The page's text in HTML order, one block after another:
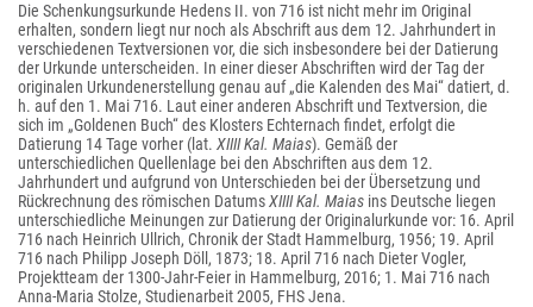
Die Schenkungsurkunde Hedens II. von 716 ist nicht mehr im Original
erhalten, sondern liegt nur noch als Abschrift aus dem 12. Jahrhundert in
verschiedenen Textversionen vor, die sich insbesondere bei der Datierung
der Urkunde unterscheiden. In einer dieser Abschriften wird der Tag der
originalen Urkundenerstellung genau auf „die Kalenden des Mai“ datiert, d.
h. auf den 1. Mai 716. Laut einer anderen Abschrift und Textversion, die
sich im „Goldenen Buch“ des Klosters Echternach findet, erfolgt die
Datierung 14 Tage vorher (lat. XIIII Kal. Maias). Gemäß der
unterschiedlichen Quellenlage bei den Abschriften aus dem 12.
Jahrhundert und aufgrund von Unterschieden bei der Übersetzung und
Rückrechnung des römischen DatumsXIIII Kal. Maias ins Deutsche liegen
unterschiedliche Meinungen zur Datierung der Originalurkunde vor: 16. April
716 nach Heinrich Ullrich, Chronik der Stadt Hammelburg, 1956; 19. April
716 nach Philipp Joseph Döll, 1873; 18. April 716 nach Dieter Vogler,
Projektteam der 1300-Jahr-Feier in Hammelburg, 2016; 1. Mai 716 nach
Anna-Maria Stolze, Studienarbeit 2005, FHS Jena.